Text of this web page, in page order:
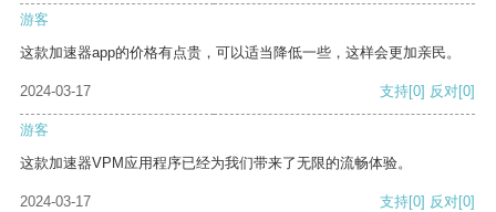
游客
这款加速器app的价格有点贵，可以适当降低一些，这样会更加亲民。
2024-03-17 支持[0] 反对[0]
游客
这款加速器VPM应用程序已经为我们带来了无限的流畅体验。
2024-03-17 支持[0] 反对[0]